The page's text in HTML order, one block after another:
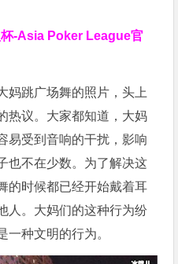
-Asia Poker League官
妈跳广场舞的照片，头上
热议。大家都知道，大妈
易受到音响的干扰，影响
也不在少数。为了解决这
的时候都已经开始戴着耳
人。大妈们的这种行为纷
一种文明的行为。